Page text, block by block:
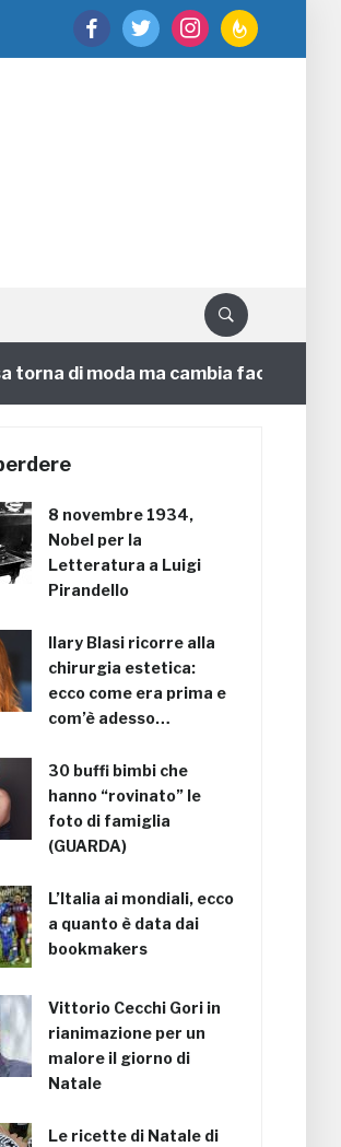
facebooktwitter instagramfeedburner
di moda ma cambia faccia
8 novembre 1934,
Nobel per la
Letteratura a Luigi
Pirandello
Ilary Blasi ricorre alla
chirurgia estetica:
ecco come era prima e
com’è adesso…
30 buffi bimbi che
hanno “rovinato” le
foto di famiglia
(GUARDA)
L’Italia ai mondiali, ecco
a quanto è data dai
bookmakers
Vittorio Cecchi Gori in
rianimazione per un
malore il giorno di
Natale
Le ricette di Natale di